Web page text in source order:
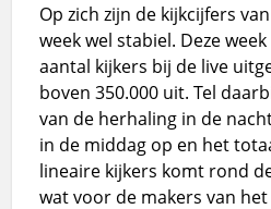
Op zich zijn de kijkcijfers van
week wel stabiel. Deze
aantal kijkers bij de live
boven 350.000 uit. Tel
van de herhaling in de
in de middag op en het
lineaire kijkers komt rond
wat voor de makers van